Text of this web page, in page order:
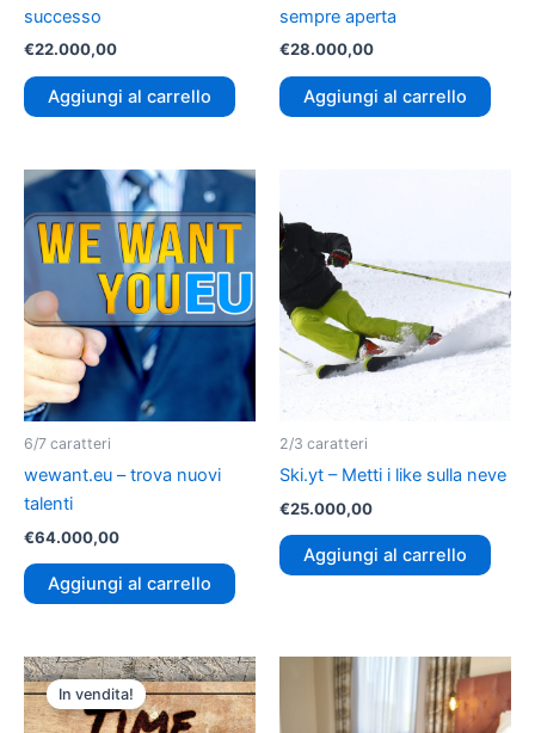
successo
€22.000,00
Aggiungi al carrello
sempre aperta
€28.000,00
Aggiungi al carrello
6/7 caratteri
wewant.eu – trova nuovi
talenti
€64.000,00
Aggiungi al carrello
2/3 caratteri
Ski.yt – Metti i like sulla neve
€25.000,00
Aggiungi al carrello
In vendita!
Il
prezzo
originale
era:
Il
prezzo
attuale
è: